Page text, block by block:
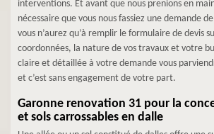
interventions. Et avant que nous prenions en
nécessaire que vous nous fassiez une demande
vous n’aurez qu’à remplir le formulaire de devis
coordonnées, la nature de vos travaux et votre
claire et détaillée à votre demande vous
et c’est sans engagement de votre part.
Garonne renovation 31 pour la
et sols carrossables en dalle